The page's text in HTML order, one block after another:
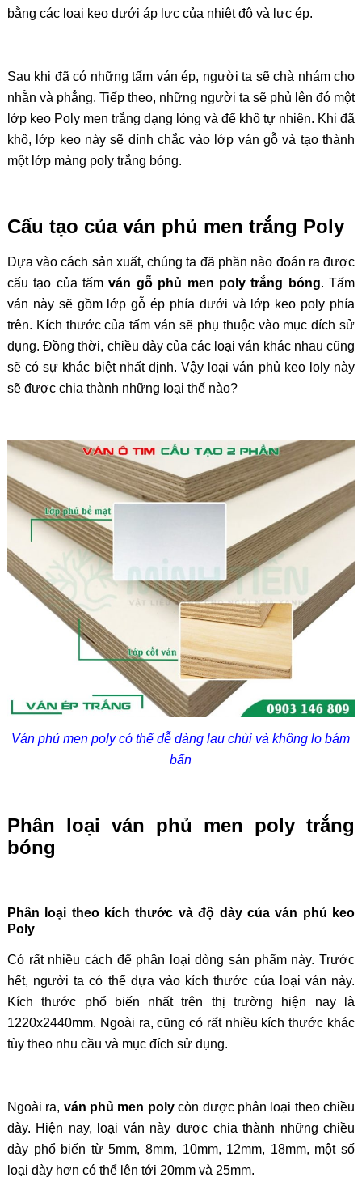
bằng các loại keo dưới áp lực của nhiệt độ và lực ép.
Sau khi đã có những tấm ván ép, người ta sẽ chà nhám cho
nhẵn và phẳng. Tiếp theo, những người ta sẽ phủ lên đó một
lớp keo Poly men trắng dạng lỏng và để khô tự nhiên. Khi đã
khô, lớp keo này sẽ dính chắc vào lớp ván gỗ và tạo thành
một lớp màng poly trắng bóng.
Cấu tạo của ván phủ men trắng Poly
Dựa vào cách sản xuất, chúng ta đã phần nào đoán ra được
cấu tạo của tấmván gỗ phủ men poly trắng bóng. Tấm
ván này sẽ gồm lớp gỗ ép phía dưới và lớp keo poly phía
trên. Kích thước của tấm ván sẽ phụ thuộc vào mục đích sử
dụng. Đồng thời, chiều dày của các loại ván khác nhau cũng
sẽ có sự khác biệt nhất định. Vậy loại ván phủ keo loly này
sẽ được chia thành những loại thế nào?
Ván phủ men poly có thể dễ dàng lau chùi và không lo bám
bẩn
Phân loại ván phủ men poly trắng
bóng
Phân loại theo kích thước và độ dày của ván phủ keo
Poly
Có rất nhiều cách để phân loại dòng sản phẩm này. Trước
hết, người ta có thể dựa vào kích thước của loại ván này.
Kích thước phổ biến nhất trên thị trường hiện nay là
1220x2440mm. Ngoài ra, cũng có rất nhiều kích thước khác
tùy theo nhu cầu và mục đích sử dụng.
Ngoài ra, ván phủ men polycòn được phân loại theo chiều
dày. Hiện nay, loại ván này được chia thành những chiều
dày phổ biến từ 5mm, 8mm, 10mm, 12mm, 18mm, một số
loại dày hơn có thể lên tới 20mm và 25mm.